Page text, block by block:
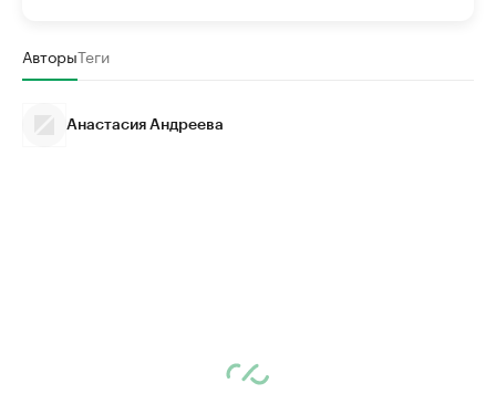
АвторыТеги
Анастасия Андреева